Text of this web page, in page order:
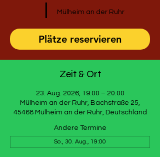
Mülheim an der Ruhr
Plätze reservieren
Zeit & Ort
23. Aug. 2026, 19:00 – 20:00
Mülheim an der Ruhr, Bachstraße 25,
45468 Mülheim an der Ruhr, Deutschland
Andere Termine
So., 30. Aug., 19:00